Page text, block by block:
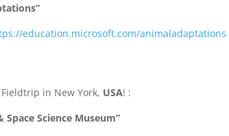
education.microsoft.com/animaladaptations
in New York, USA! :
Science Museum”